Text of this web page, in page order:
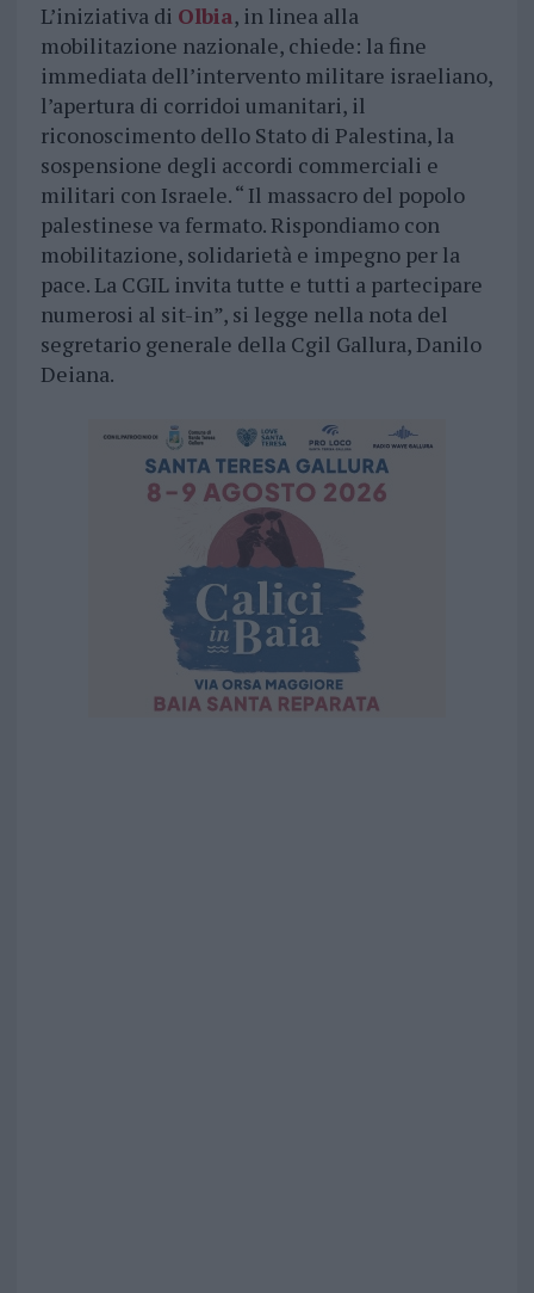
L’iniziativa di Olbia, in linea alla
mobilitazione nazionale, chiede: la fine
immediata dell’intervento militare israeliano,
l’apertura di corridoi umanitari, il
riconoscimento dello Stato di Palestina, la
sospensione degli accordi commerciali e
militari con Israele. “ Il massacro del popolo
palestinese va fermato. Rispondiamo con
mobilitazione, solidarietà e impegno per la
pace. La CGIL invita tutte e tutti a partecipare
numerosi al sit-in”, si legge nella nota del
segretario generale della Cgil Gallura, Danilo
Deiana.